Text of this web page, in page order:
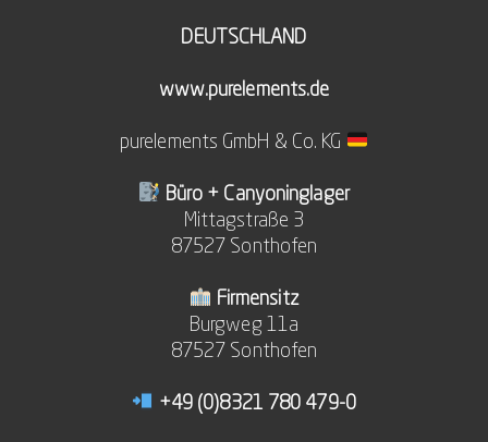
DEUTSCHLAND
www.purelements.de
purelements GmbH & Co. KG
Büro + Canyoninglager
Mittagstraße 3
87527 Sonthofen
Firmensitz
Burgweg 11a
87527 Sonthofen
+49 (0)8321 780 479-0